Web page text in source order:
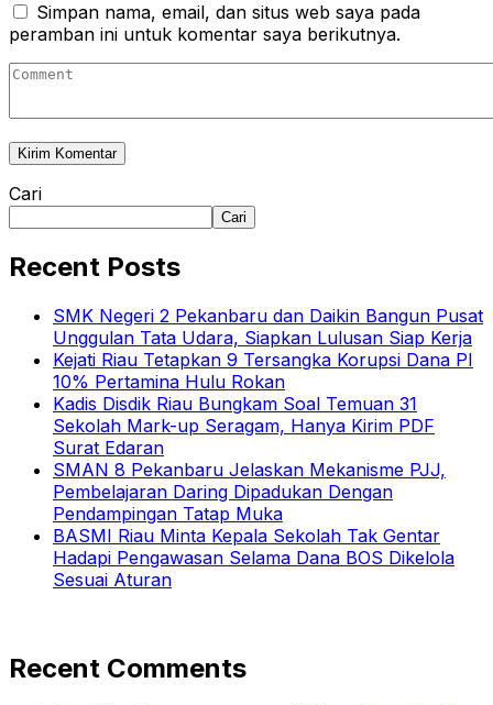
Simpan nama, email, dan situs web saya pada
peramban ini untuk komentar saya berikutnya.
Cari
Cari
Recent Posts
SMK Negeri 2 Pekanbaru dan Daikin Bangun Pusat
Unggulan Tata Udara, Siapkan Lulusan Siap Kerja
Kejati Riau Tetapkan 9 Tersangka Korupsi Dana PI
10% Pertamina Hulu Rokan
Kadis Disdik Riau Bungkam Soal Temuan 31
Sekolah Mark-up Seragam, Hanya Kirim PDF
Surat Edaran
SMAN 8 Pekanbaru Jelaskan Mekanisme PJJ,
Pembelajaran Daring Dipadukan Dengan
Pendampingan Tatap Muka
BASMI Riau Minta Kepala Sekolah Tak Gentar
Hadapi Pengawasan Selama Dana BOS Dikelola
Sesuai Aturan
Recent Comments